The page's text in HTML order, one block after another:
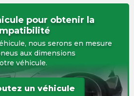
pour obtenir la
nous serons en mesure
aux dimensions
véhicule.
un véhicule